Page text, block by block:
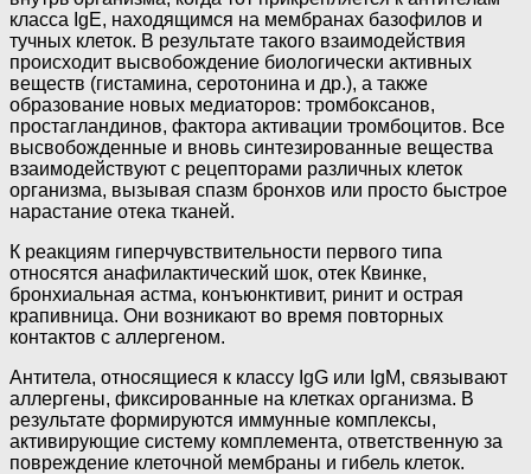
класса IgE, находящимся на мембранах базофилов и
тучных клеток. В результате такого взаимодействия
происходит высвобождение биологически активных
веществ (гистамина, серотонина и др.), а также
образование новых медиаторов: тромбоксанов,
простагландинов, фактора активации тромбоцитов. Все
высвобожденные и вновь синтезированные вещества
взаимодействуют с рецепторами различных клеток
организма, вызывая спазм бронхов или просто быстрое
нарастание отека тканей.
К реакциям гиперчувствительности первого типа
относятся анафилактический шок, отек Квинке,
бронхиальная астма, конъюнктивит, ринит и острая
крапивница. Они возникают во время повторных
контактов с аллергеном.
Антитела, относящиеся к классу IgG или IgM, связывают
аллергены, фиксированные на клетках организма. В
результате формируются иммунные комплексы,
активирующие систему комплемента, ответственную за
повреждение клеточной мембраны и гибель клеток.